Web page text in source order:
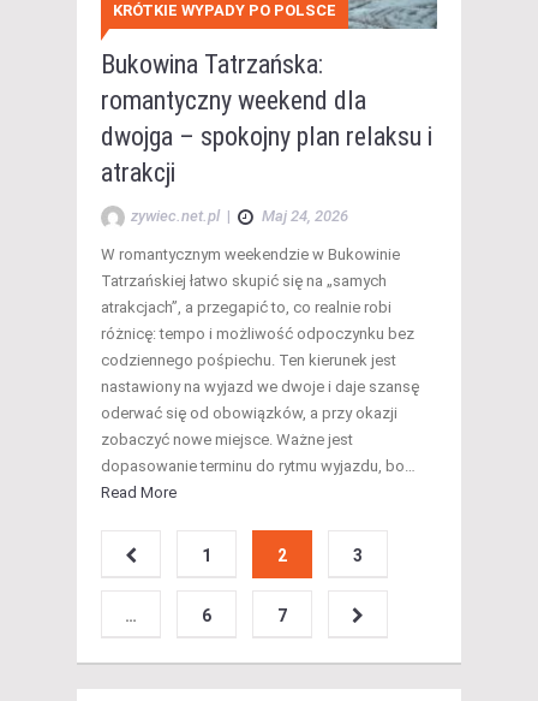
KRÓTKIE WYPADY PO POLSCE
Bukowina Tatrzańska:
romantyczny weekend dla
dwojga – spokojny plan relaksu i
atrakcji
zywiec.net.pl | Maj 24, 2026
W romantycznym weekendzie w Bukowinie
Tatrzańskiej łatwo skupić się na „samych
atrakcjach”, a przegapić to, co realnie robi
różnicę: tempo i możliwość odpoczynku bez
codziennego pośpiechu. Ten kierunek jest
nastawiony na wyjazd we dwoje i daje szansę
oderwać się od obowiązków, a przy okazji
zobaczyć nowe miejsce. Ważne jest
dopasowanie terminu do rytmu wyjazdu, bo…
Read More
1 2 3
… 6 7